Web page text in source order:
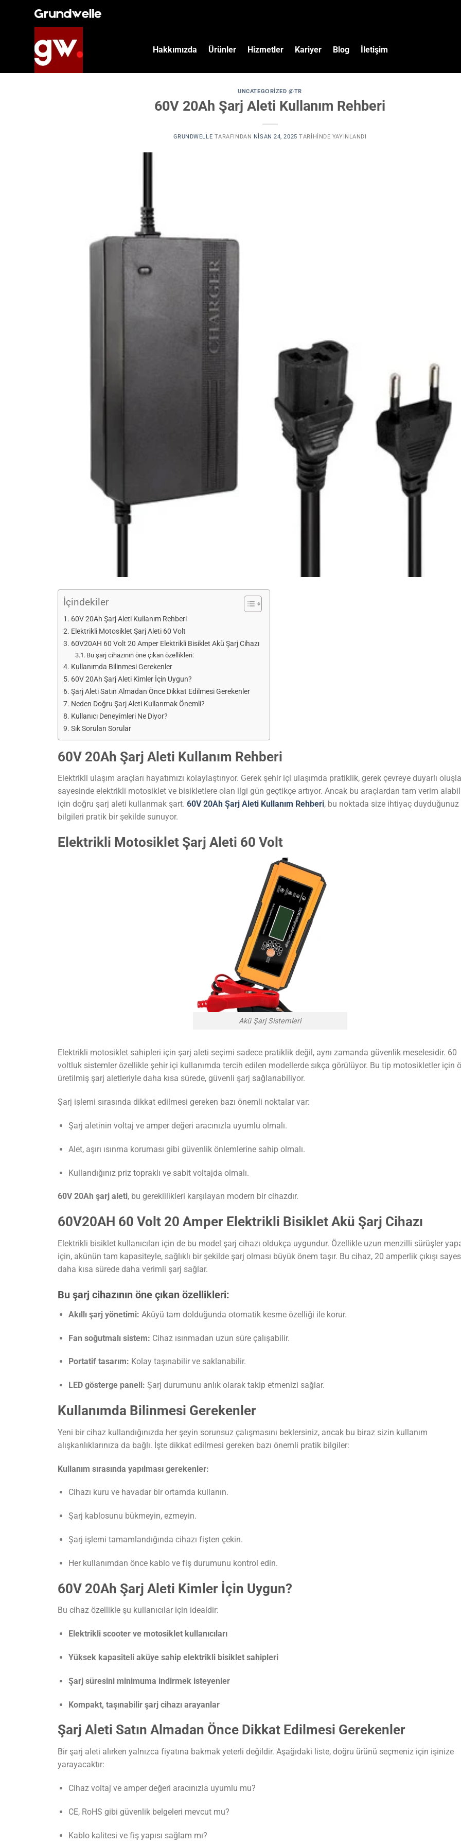
Hakkımızda Ürünler Hizmetler Kariyer Blog İletişim
UNCATEGORIZED @TR
60V 20Ah Şarj Aleti Kullanım Rehberi
GRUNDWELLE TARAFINDAN NISAN 24, 2025 TARIHINDE YAYINLANDI
İçindekiler
60V 20Ah Şarj Aleti Kullanım Rehberi
Elektrikli Motosiklet Şarj Aleti 60 Volt
60V20AH 60 Volt 20 Amper Elektrikli Bisiklet Akü Şarj Cihazı
Bu şarj cihazının öne çıkan özellikleri:
Kullanımda Bilinmesi Gerekenler
60V 20Ah Şarj Aleti Kimler İçin Uygun?
Şarj Aleti Satın Almadan Önce Dikkat Edilmesi Gerekenler
Neden Doğru Şarj Aleti Kullanmak Önemli?
Kullanıcı Deneyimleri Ne Diyor?
Sık Sorulan Sorular
60V 20Ah Şarj Aleti Kullanım Rehberi
Elektrikli ulaşım araçları hayatımızı kolaylaştırıyor. Gerek şehir içi ulaşımda pratiklik, gerek çevreye duyarlı
sayesinde elektrikli motosiklet ve bisikletlere olan ilgi gün geçtikçe artıyor. Ancak bu araçlardan tam verim
için doğru şarj aleti kullanmak şart. 60V 20Ah Şarj Aleti Kullanım Rehberi, bu noktada size ihtiyaç
bilgileri pratik bir şekilde sunuyor.
Elektrikli Motosiklet Şarj Aleti 60 Volt
Akü Şarj Sistemleri
Elektrikli motosiklet sahipleri için şarj aleti seçimi sadece pratiklik değil, aynı zamanda güvenlik meselesidir. 60
voltluk sistemler özellikle şehir içi kullanımda tercih edilen modellerde sıkça görülüyor. Bu tip motosikletler için
üretilmiş şarj aletleriyle daha kısa sürede, güvenli şarj sağlanabiliyor.
Şarj işlemi sırasında dikkat edilmesi gereken bazı önemli noktalar var:
Şarj aletinin voltaj ve amper değeri aracınızla uyumlu olmalı.
Alet, aşırı ısınma koruması gibi güvenlik önlemlerine sahip olmalı.
Kullandığınız priz topraklı ve sabit voltajda olmalı.
60V 20Ah şarj aleti, bu gereklilikleri karşılayan modern bir cihazdır.
60V20AH 60 Volt 20 Amper Elektrikli Bisiklet Akü Şarj Cihazı
Elektrikli bisiklet kullanıcıları için de bu model şarj cihazı oldukça uygundur. Özellikle uzun menzilli sürüşler
için, akünün tam kapasiteyle, sağlıklı bir şekilde şarj olması büyük önem taşır. Bu cihaz, 20 amperlik çıkışı
daha kısa sürede daha verimli şarj sağlar.
Bu şarj cihazının öne çıkan özellikleri:
Akıllı şarj yönetimi: Aküyü tam dolduğunda otomatik kesme özelliği ile korur.
Fan soğutmalı sistem: Cihaz ısınmadan uzun süre çalışabilir.
Portatif tasarım: Kolay taşınabilir ve saklanabilir.
LED gösterge paneli: Şarj durumunu anlık olarak takip etmenizi sağlar.
Kullanımda Bilinmesi Gerekenler
Yeni bir cihaz kullandığınızda her şeyin sorunsuz çalışmasını beklersiniz, ancak bu biraz sizin kullanım
alışkanlıklarınıza da bağlı. İşte dikkat edilmesi gereken bazı önemli pratik bilgiler:
Kullanım sırasında yapılması gerekenler:
Cihazı kuru ve havadar bir ortamda kullanın.
Şarj kablosunu bükmeyin, ezmeyin.
Şarj işlemi tamamlandığında cihazı fişten çekin.
Her kullanımdan önce kablo ve fiş durumunu kontrol edin.
60V 20Ah Şarj Aleti Kimler İçin Uygun?
Bu cihaz özellikle şu kullanıcılar için idealdir:
Elektrikli scooter ve motosiklet kullanıcıları
Yüksek kapasiteli aküye sahip elektrikli bisiklet sahipleri
Şarj süresini minimuma indirmek isteyenler
Kompakt, taşınabilir şarj cihazı arayanlar
Şarj Aleti Satın Almadan Önce Dikkat Edilmesi Gerekenler
Bir şarj aleti alırken yalnızca fiyatına bakmak yeterli değildir. Aşağıdaki liste, doğru ürünü seçmeniz için işinize
yarayacaktır:
Cihaz voltaj ve amper değeri aracınızla uyumlu mu?
CE, RoHS gibi güvenlik belgeleri mevcut mu?
Kablo kalitesi ve fiş yapısı sağlam mı?